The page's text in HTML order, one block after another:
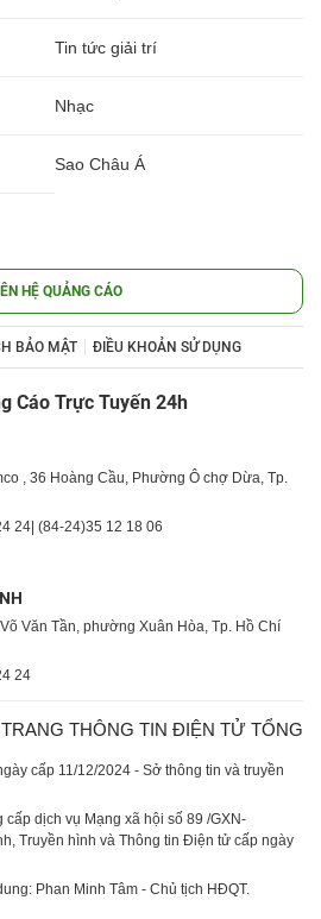
Tin tức giải trí
Nhạc
Sao Châu Á
HỆ QUẢNG CÁO
BẢO MẬT ĐIỀU KHOẢN SỬ DỤNG
Cáo Trực Tuyến 24h
, 36 Hoàng Cầu, Phường Ô chợ Dừa, Tp.
24 | (84-24)35 12 18 06
Văn Tần, phường Xuân Hòa, Tp. Hồ Chí
24
THÔNG TIN ĐIỆN TỬ TỔNG
cấp 11/12/2024 - Sở thông tin và truyền
dịch vụ Mạng xã hội số 89 /GXN-
Truyền hình và Thông tin Điện tử cấp ngày
Phan Minh Tâm - Chủ tịch HĐQT.